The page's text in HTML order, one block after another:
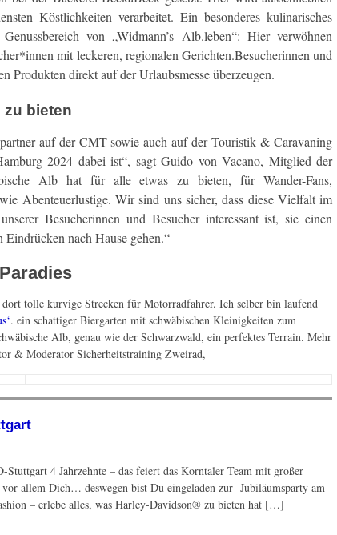
Köstlichkeiten verarbeitet. Ein besonderes kulinarisches
von „Widmann’s Alb.leben“: Hier verwöhnen
mit leckeren, regionalen Gerichten.Besucherinnen und
Produkten direkt auf der Urlaubsmesse überzeugen.
zu bieten
auf der CMT sowie auch auf der Touristik & Caravaning
2024 dabei ist“, sagt Guido von Vacano, Mitglied der
Alb hat für alle etwas zu bieten, für Wander-Fans,
Abenteuerlustige. Wir sind uns sicher, dass diese Vielfalt im
Besucherinnen und Besucher interessant ist, sie einen
Eindrücken nach Hause gehen.“
tolle kurvige Strecken für Motorradfahrer. Ich selber bin laufend
. ein schattiger Biergarten mit schwäbischen Kleinigkeiten zum
Alb, genau wie der Schwarzwald, ein perfektes Terrain. Mehr
& Moderator Sicherheitstraining Zweirad,
4 Jahrzehnte – das feiert das Korntaler Team mit großer
allem Dich… deswegen bist Du eingeladen zur Jubiläumsparty am
– erlebe alles, was Harley-Davidson® zu bieten hat […]